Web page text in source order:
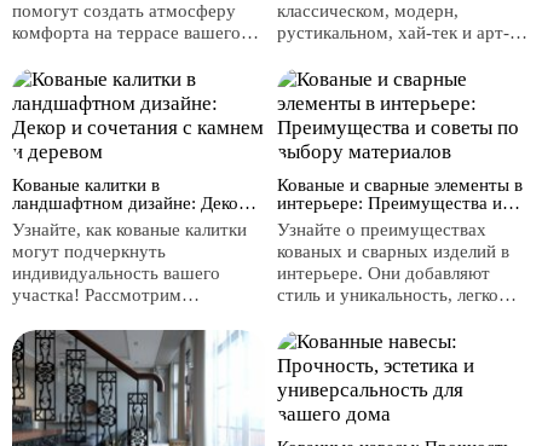
помогут создать атмосферу
комфорта на террасе вашего
кованые столы, стулья, перила
и аксессуары добавят
уникальности и изысканности в
оформление. Превратите вашу
террасу в идеальное место для
отдыха и встреч с близкими!
классическом, модерн,
рустикальном, хай-тек и арт-
перила в зависимости от
дизайна вашего интерьера,
учитывая стиль, цвет,
материалы и размеры.
Создайте уют и эстетику в
вашем доме с помощью
кованых перил!
Кованые калитки в
ландшафтном дизайне: Декор и
сочетания с камнем и деревом
Узнайте, как кованые калитки
могут подчеркнуть
индивидуальность вашего
участка! Рассмотрим
такие как орнаменты и
растительные мотивы, а также
советы по комбинированию с
каменными и деревянными
элементами для создания
Кованые и сварные элементы в
интерьере: Преимущества и
советы по выбору материалов
Узнайте о преимуществах
кованых и сварных изделий в
интерьере. Они добавляют
стиль и уникальность, легко
материалами и требуют
минимального ухода. Откройте
для себя советы по созданию
гармоничного дизайна с
коваными элементами!